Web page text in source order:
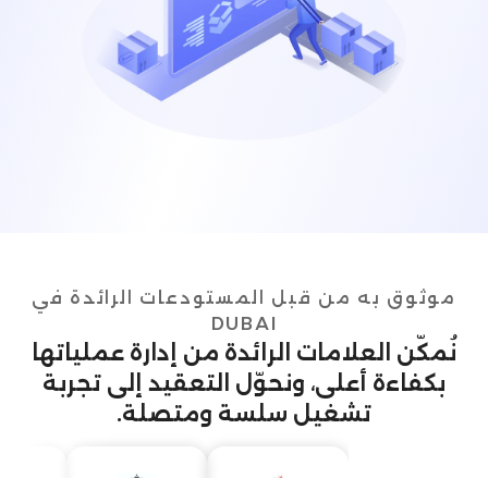
موثوق به من قبل المستودعات الرائدة في
DUBAI
نُمكّن العلامات الرائدة من إدارة عملياتها
بكفاءة أعلى، ونحوّل التعقيد إلى تجربة
تشغيل سلسة ومتصلة.